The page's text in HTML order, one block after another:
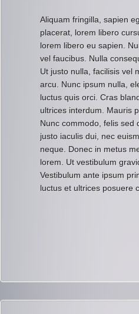
Aliquam fringilla, sapien
placerat, lorem libero
lorem libero eu sapien.
vel faucibus. Nulla
Ut justo nulla, facilisis vel
arcu. Nunc ipsum nulla,
luctus quis orci. Cras
ultrices interdum. Mauris
Nunc commodo, felis sed
justo iaculis dui, nec
neque. Donec in metus
lorem. Ut vestibulum
Vestibulum ante ipsum
luctus et ultrices posuere